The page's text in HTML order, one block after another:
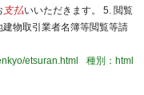
支払いいただきます。 5. 閲覧
物取引業者名簿等閲覧等請
etsuran.html
種別：html